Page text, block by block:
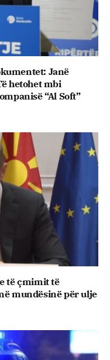
Janë
hetohet mbi
“Al Soft”
të çmimit të
mundësinë për ulje